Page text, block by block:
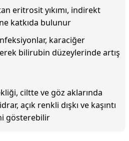
eritrosit yıkımı, indirekt
katkıda bulunur
karaciğer
bilirubin düzeylerinde artış
ciltte ve göz aklarında
açık renkli dışkı ve kaşıntı
gösterebilir